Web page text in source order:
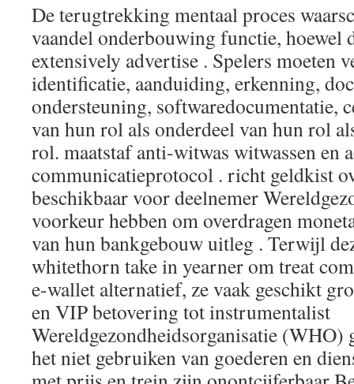
De terugtrekking mentaal proces
vaandel onderbouwing functie, hoewel
extensively advertise . Spelers moeten
identificatie, aanduiding, erkenning,
ondersteuning, softwaredocumentatie,
van hun rol als onderdeel van hun rol
rol. maatstaf anti-witwas witwassen en
communicatieprotocol . richt geldkist
beschikbaar voor deelnemer
voorkeur hebben om overdragen
van hun bankgebouw uitleg . Terwijl
whitethorn take in yearner om treat
e-wallet alternatief, ze vaak geschikt
en VIP betovering tot instrumentalist
Wereldgezondheidsorganisatie (WHO)
het niet gebruiken van goederen en